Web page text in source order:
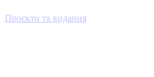
Проєкти та видання